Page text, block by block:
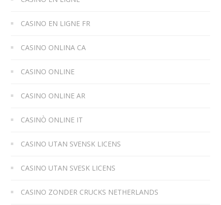
CASINO EN LIGNE FR
CASINO ONLINA CA
CASINO ONLINE
CASINO ONLINE AR
CASINÒ ONLINE IT
CASINO UTAN SVENSK LICENS
CASINO UTAN SVESK LICENS
CASINO ZONDER CRUCKS NETHERLANDS